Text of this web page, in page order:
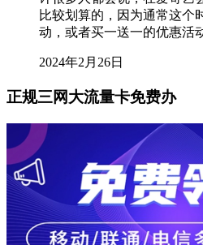
比较划算的，因为通常这个
动，或者买一送一的优惠活
2024年2月26日
正规三网大流量卡免费办